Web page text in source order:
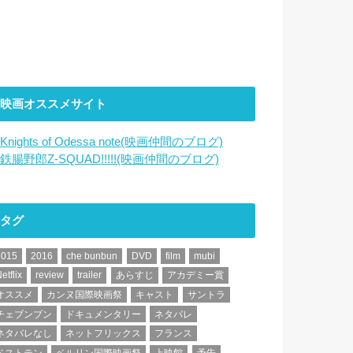
映画オススメサイト
Knights of Odessa note(映画仲間のブログ)
鉄腸野郎Z-SQUAD!!!!!(映画仲間のブログ)
タグ
2016 che bunbun DVD film
mubi
review trailer あらすじ
アカデミー賞
ススメ
カンヌ国際映画祭 キャスト
サントラ
ェブンブン
ドキュメンタリー
ネタバレ
タバレなし
ネットフリックス
フランス